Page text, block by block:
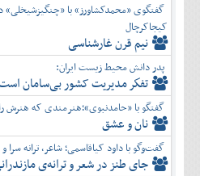
گفتگوی «محمدکشاورز» با «چنگیزشیخلی»
کیجاکرچال
نیم قرن غارشناسی
پدر دانش محیط زیست ایران:
تفكر مديريت کشور بی‌سامان
گفتگو با «حامدنبوی»؛هنرمندی که هنرش
نان و عشق
گفت‌وگو با داود کیاقاسمی؛ شاعر، ترانه سرا
جای طنز در شعر و ترانه‌ی